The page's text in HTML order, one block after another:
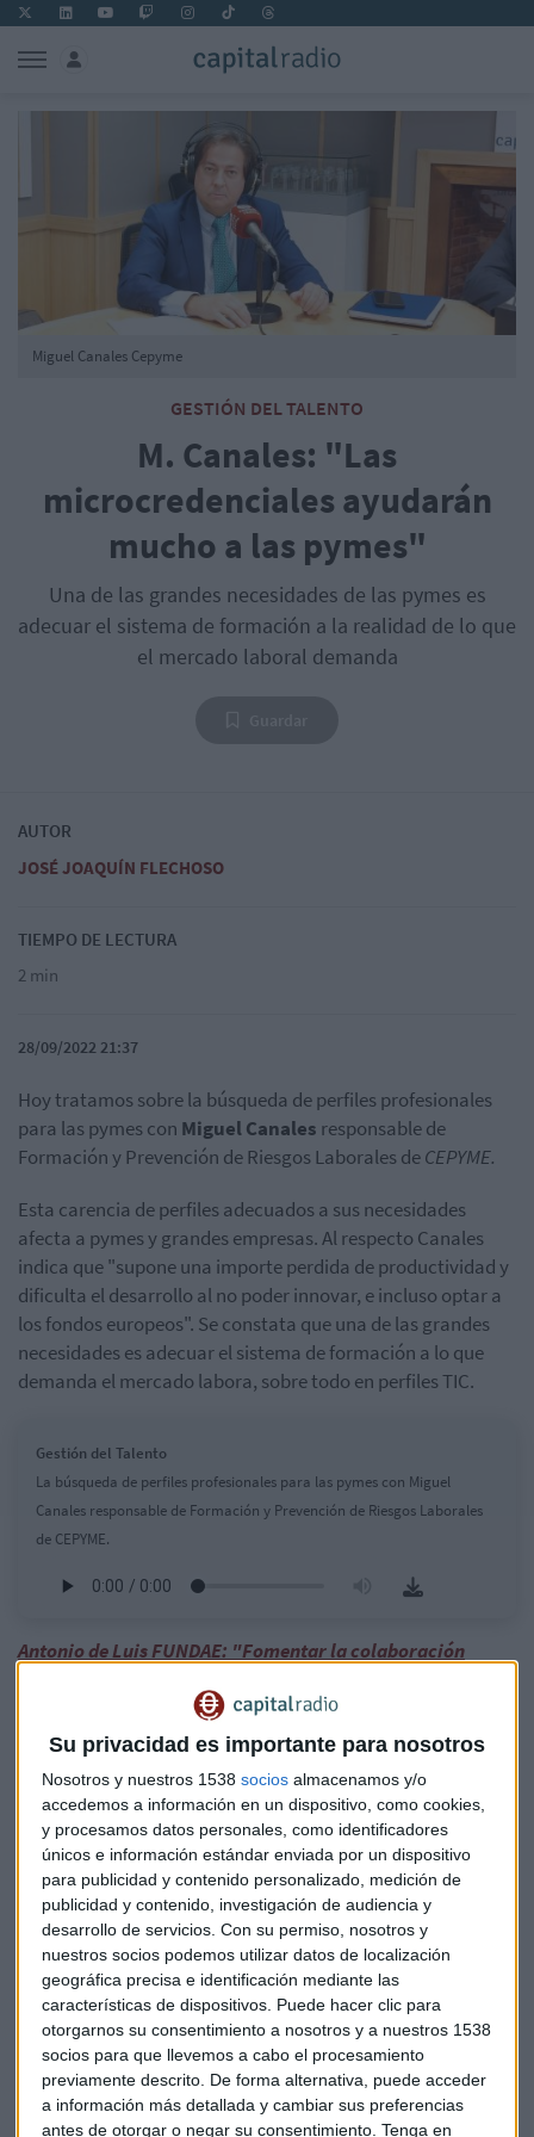
Su privacidad es importante para nosotros
Nosotros y nuestros 1538 socios almacenamos y/o
accedemos a información en un dispositivo, como cookies,
y procesamos datos personales, como identificadores
únicos e información estándar enviada por un dispositivo
para publicidad y contenido personalizado, medición de
publicidad y contenido, investigación de audiencia y
desarrollo de servicios. Con su permiso, nosotros y
nuestros socios podemos utilizar datos de localización
geográfica precisa e identificación mediante las
características de dispositivos. Puede hacer clic para
otorgarnos su consentimiento a nosotros y a nuestros 1538
socios para que llevemos a cabo el procesamiento
previamente descrito. De forma alternativa, puede acceder
a información más detallada y cambiar sus preferencias
antes de otorgar o negar su consentimiento. Tenga en
GESTIÓN DEL TALENTO
M. Canales: "Las
microcredenciales ayudarán
mucho a las pymes"
Una de las grandes necesidades de las pymes es
adecuar el sistema de formación a la realidad de lo que
el mercado laboral demanda
Miguel Canales Cepyme
AUTOR
JOSÉ JOAQUÍN FLECHOSO
TIEMPO DE LECTURA
2 min
28/09/2022 21:37
Hoy tratamos sobre la búsqueda de perfiles profesionales
para las pymes con Miguel Canales responsable de
Formación y Prevención de Riesgos Laborales deCEPYME.
Esta carencia de perfiles adecuados a sus necesidades
afecta a pymes y grandes empresas. Al respecto Canales
indica que "supone una importe perdida de productividad y
dificulta el desarrollo al no poder innovar, e incluso optar a
los fondos europeos". Se constata que una de las grandes
necesidades es adecuar el sistema de formación a lo que
demanda el mercado labora, sobre todo en perfiles TIC.
Gestión del Talento
La búsqueda de perfiles profesionales para las pymes con Miguel
Canales responsable de Formación y Prevención de Riesgos Laborales
de CEPYME.
Antonio de Luis FUNDAE: "Fomentar la colaboración
A juicio de Canales "necesitamos que los trabajadores estén
formados de la manera más transversal posible" nos
apunta.Se incidió en los problemas que tienen las
micropymes cuando un trabajador está un tiempo sin ir a la
empresa por estar asistiendo a formacion "algo que no
afecta a las grandes empresas, en las de menos de diez
trabajadores supone un gran problema prescindir de un
trabajador" afirma Canales.
La nueva ley de formación profesional abre
la puerta a las microcredenciales
Una formula innovadora con respecto a la formación son
las micro credenciales algo que segun nos exponía Canales
"son una formula innovadora que van a ayudar mucho a las